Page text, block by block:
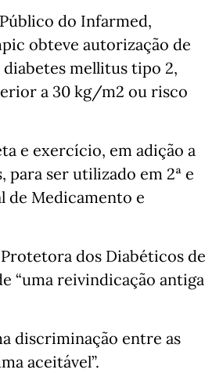
do Infarmed,
obteve autorização de
mellitus tipo 2,
a 30 kg/m2 ou risco
e exercício, em adição a
ser utilizado em 2ª e
de Medicamento e
dos Diabéticos de
“uma reivindicação antiga
discriminação entre as
aceitável”.